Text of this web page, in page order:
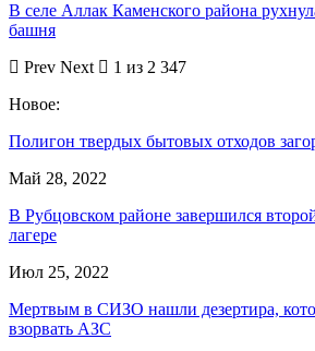
В селе Аллак Каменского района
башня
Prev Next
1 из 2 347
Новое:
Полигон твердых бытовых отходов
Май 28, 2022
В Рубцовском районе завершился
лагере
Июл 25, 2022
Мертвым в СИЗО нашли дезертира,
взорвать АЗС